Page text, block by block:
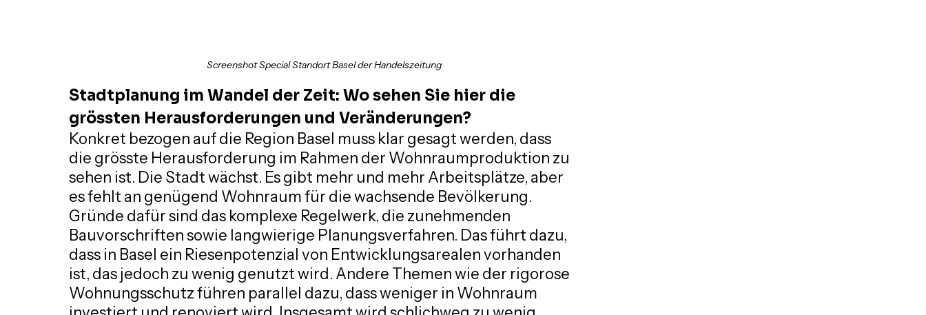
Screenshot Special Standort Basel der Handelszeitung
Stadtplanung im Wandel der Zeit: Wo sehen Sie hier die
grössten Herausforderungen und Veränderungen?
Konkret bezogen auf die Region Basel muss klar gesagt werden, dass
die grösste Herausforderung im Rahmen der Wohnraumproduktion zu
sehen ist. Die Stadt wächst. Es gibt mehr und mehr Arbeitsplätze, aber
es fehlt an genügend Wohnraum für die wachsende Bevölkerung.
Gründe dafür sind das komplexe Regelwerk, die zunehmenden
Bauvorschriften sowie langwierige Planungsverfahren. Das führt dazu,
dass in Basel ein Riesenpotenzial von Entwicklungsarealen vorhanden
ist, das jedoch zu wenig genutzt wird. Andere Themen wie der rigorose
Wohnungsschutz führen parallel dazu, dass weniger in Wohnraum